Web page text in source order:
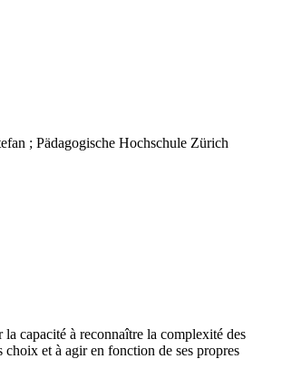
; Pädagogische Hochschule Zürich
capacité à reconnaître la complexité des
choix et à agir en fonction de ses propres